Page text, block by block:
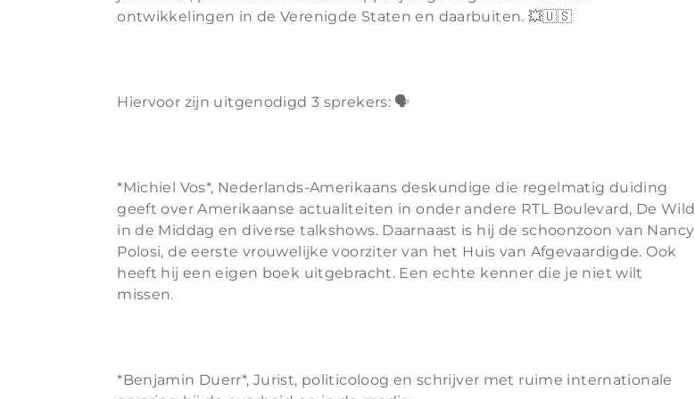
ontwikkelingen in de Verenigde Staten en daarbuiten. 💥🇺🇸
Hiervoor zijn uitgenodigd 3 sprekers: 🗣️
*Michiel Vos*, Nederlands-Amerikaans deskundige die regelmatig duiding
geeft over Amerikaanse actualiteiten in onder andere RTL Boulevard, De Wild
in de Middag en diverse talkshows. Daarnaast is hij de schoonzoon van Nancy
Polosi, de eerste vrouwelijke voorziter van het Huis van Afgevaardigde. Ook
heeft hij een eigen boek uitgebracht. Een echte kenner die je niet wilt
missen.
*Benjamin Duerr*, Jurist, politicoloog en schrijver met ruime internationale